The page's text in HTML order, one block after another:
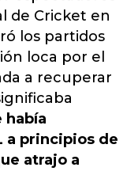
de Cricket en
los partidos
loca por el
a recuperar
había
a principios de
atrajo a